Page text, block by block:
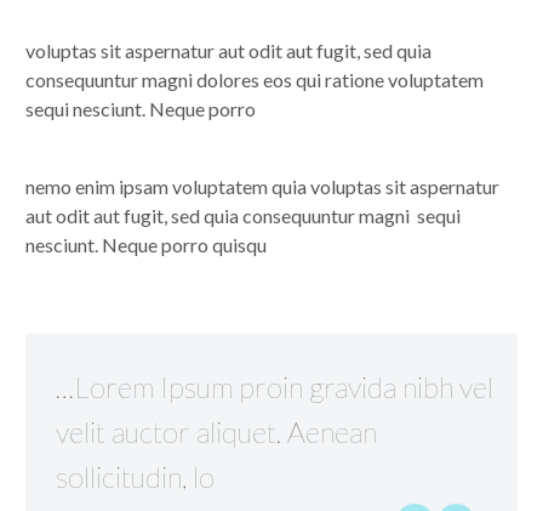
voluptas sit aspernatur aut odit aut fugit, sed quia
consequuntur magni dolores eos qui ratione voluptatem
sequi nesciunt. Neque porro
nemo enim ipsam voluptatem quia voluptas sit aspernatur
aut odit aut fugit, sed quia consequuntur magni sequi
nesciunt. Neque porro quisqu
…Lorem Ipsum proin gravida nibh vel
velit auctor aliquet. Aenean
sollicitudin, lo